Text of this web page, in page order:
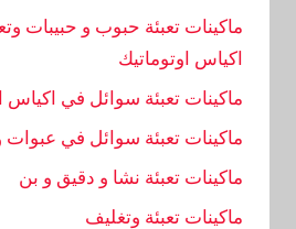
ماكينات تعبئة حبوب و حبيبات
اكياس اوتوماتيك
ماكينات تعبئة سوائل في اكياس
ماكينات تعبئة سوائل في عبوات
ماكينات تعبئة نشا و دقيق و بن
ماكينات تعبئة وتغليف